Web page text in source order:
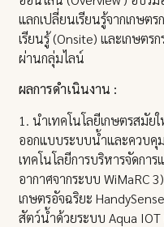
แลกเปลี่ยนเรียนรู้จากเกษต
เรียนรู้ (Onsite) และเกษต
ผ่านกลุ่มไลน์
ผลการดำเนินงาน :
1. นำเทคโนโลยีเกษตรสมัย
ออกแบบระบบน้ำและควบคุ
เทคโนโลยีการบริหารจัดก
อากาศจากระบบ WiMaRC
เกษตรอัจฉริยะ
สัตว์น้ำด้วยระบบ Aqua